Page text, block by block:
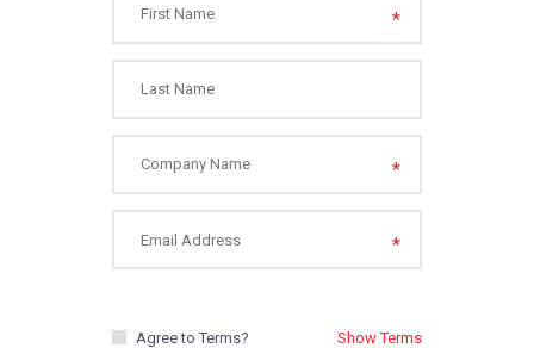
Show Terms
Agree to Terms?